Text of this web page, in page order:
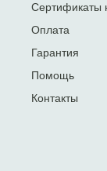
Сертификаты
Оплата
Гарантия
Помощь
Контакты